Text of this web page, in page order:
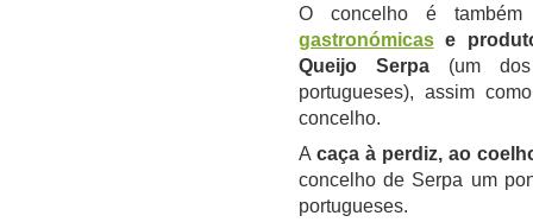
O concelho é
gastronómicase
Queijo Serpa(um dos
portugueses), assim
concelho.
A caça à perdiz, ao
concelho de Serpa um
portugueses.